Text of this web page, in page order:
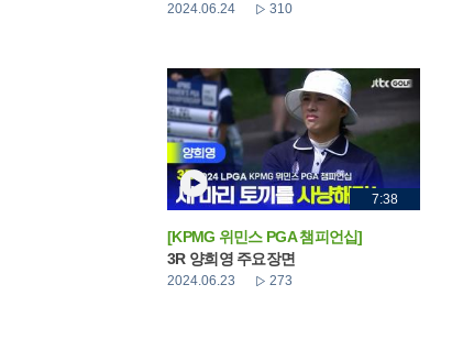
2024.06.24 310
7:38
[KPMG 위민스 PGA 챔피언십]
3R 양희영 주요장면
2024.06.23 273